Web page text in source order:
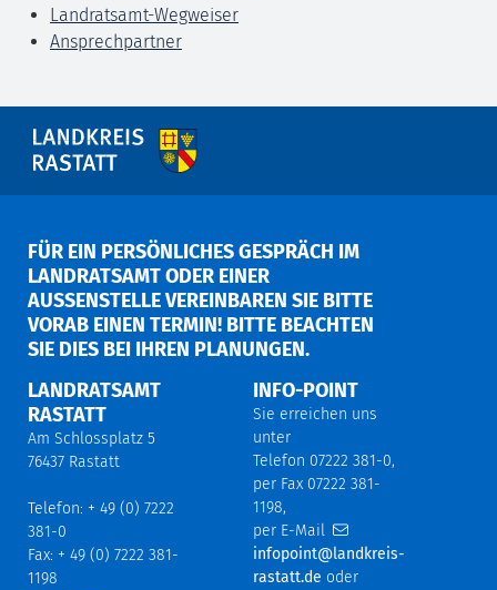
Landratsamt-Wegweiser
Ansprechpartner
FÜR EIN PERSÖNLICHES GESPRÄCH IM
LANDRATSAMT ODER EINER
AUSSENSTELLE VEREINBAREN SIE BITTE V
ORAB EINEN TERMIN! BITTE BEACHTEN S
IE DIES BEI IHREN PLANUNGEN.
LANDRATSAMT
RASTATT
Am Schlossplatz 5
76437 Rastatt
Telefon: + 49 (0) 7222
381-0
Fax: + 49 (0) 7222 381-
1198
INFO-POINT
Sie erreichen uns
unter
Telefon 07222 381-0,
per Fax 07222 381-
1198,
per E-Mail
infopoint@landkreis-
rastatt.de oder